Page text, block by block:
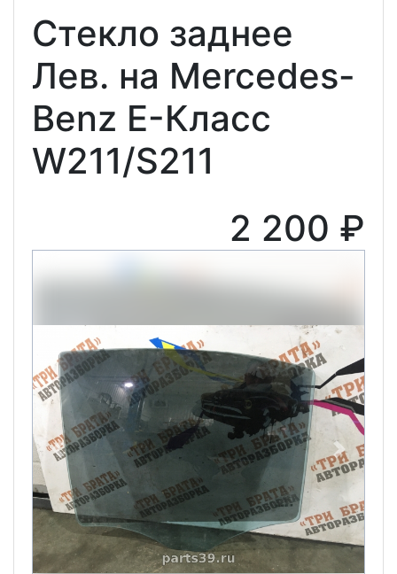
Стекло заднее
Лев. на Mercedes-
Benz E-Класс
W211/S211
2 200 ₽
Previous Next